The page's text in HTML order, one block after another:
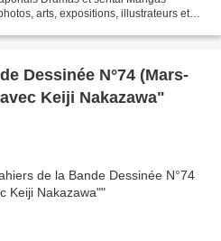
arts, expositions, illustrateurs et
Dessinée N°74 (Mars-
Keiji Nakazawa"